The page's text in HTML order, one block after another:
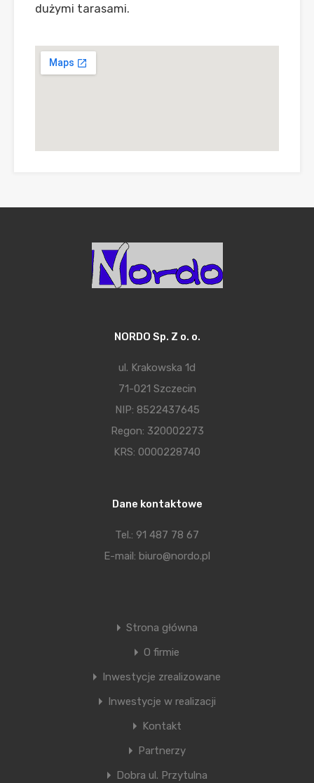
dużymi tarasami.
NORDO Sp. Z o. o.
ul. Krakowska 1d
71-021 Szczecin
NIP: 8522437645
Regon: 320002273
KRS: 0000228740
Dane kontaktowe
Tel.: 91 487 78 67
E-mail: biuro@nordo.pl
Strona główna
O firmie
Inwestycje zrealizowane
Inwestycje w realizacji
Kontakt
Partnerzy
Dobra ul. Przytulna